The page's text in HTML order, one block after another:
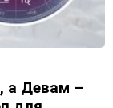
а Девам –